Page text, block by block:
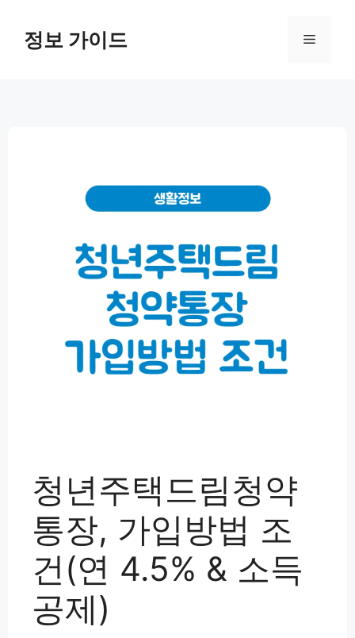
정보 가이드 메
청년주택드림청약
통장, 가입방법 조
건(연 4.5% & 소득
공제)